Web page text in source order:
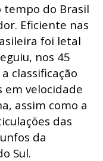
do Brasil
Eficiente nas
foi letal
nos 45
classificação
em velocidade
assim como a
das
da
Sul.